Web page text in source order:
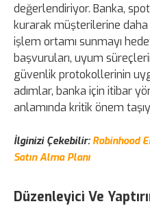
değerlendiriyor. Banka,
kurarak müşterilerine
işlem ortamı sunmayı
başvuruları, uyum
güvenlik protokollerinin
adımlar, banka için itibar
anlamında kritik önem
İlginizi Çekebilir: Robinhood
Satın Alma Planı
Düzenleyici Ve